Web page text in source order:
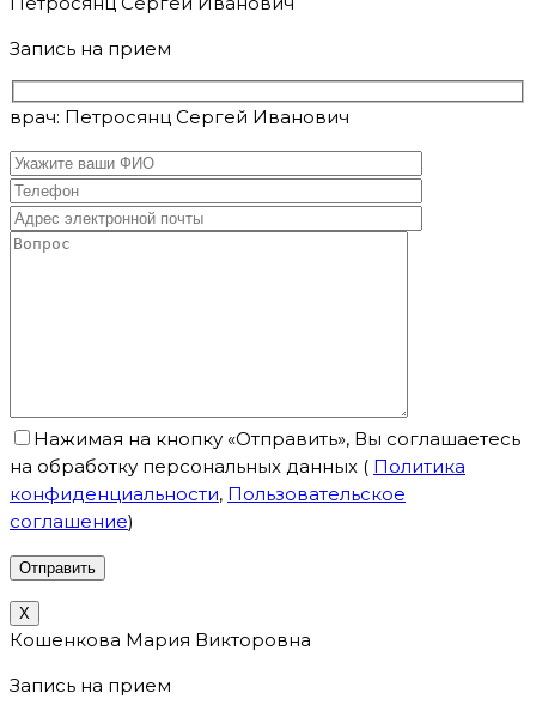
Запись на прием
врач: Петросянц Сергей Иванович
Нажимая на кнопку «Отправить», Вы соглашаетесь
на обработку персональных данных ( Политика
конфиденциальности, Пользовательское
соглашение)
X
Кошенкова Мария Викторовна
Запись на прием